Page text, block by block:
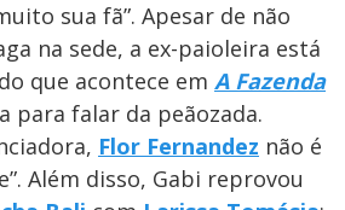
sua fã”. Apesar de não
na sede, a ex-paioleira está
que acontece em A Fazenda
para falar da peãozada.
Flor Fernandez não é
Além disso, Gabi reprovou